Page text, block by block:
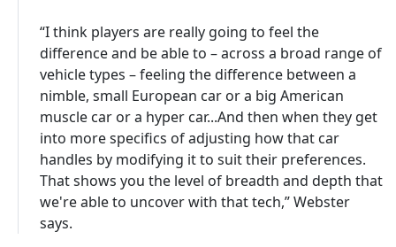
“I think players are really going to feel the
difference and be able to – across a broad range of
vehicle types – feeling the difference between a
nimble, small European car or a big American
muscle car or a hyper car...And then when they get
into more specifics of adjusting how that car
handles by modifying it to suit their preferences.
That shows you the level of breadth and depth that
we're able to uncover with that tech,” Webster
says.